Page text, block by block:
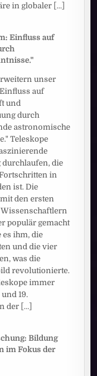
in globaler [...]
Einfluss auf
unser
auf
und
durch
astronomische
Teleskope
die
in
ist. Die
den ersten
populär gemacht
es ihm, die
und die vier
was die
revolutionierte.
immer
19.
der [...]
Bildung
im Fokus der